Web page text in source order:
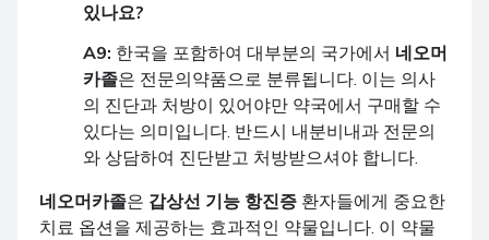
있나요?
A9: 한국을 포함하여 대부분의 국가에서 네오머
카졸은 전문의약품으로 분류됩니다. 이는 의사
의 진단과 처방이 있어야만 약국에서 구매할 수
있다는 의미입니다. 반드시 내분비내과 전문의
와 상담하여 진단받고 처방받으셔야 합니다.
네오머카졸은 갑상선 기능 항진증 환자들에게 중요한
치료 옵션을 제공하는 효과적인 약물입니다. 이 약물